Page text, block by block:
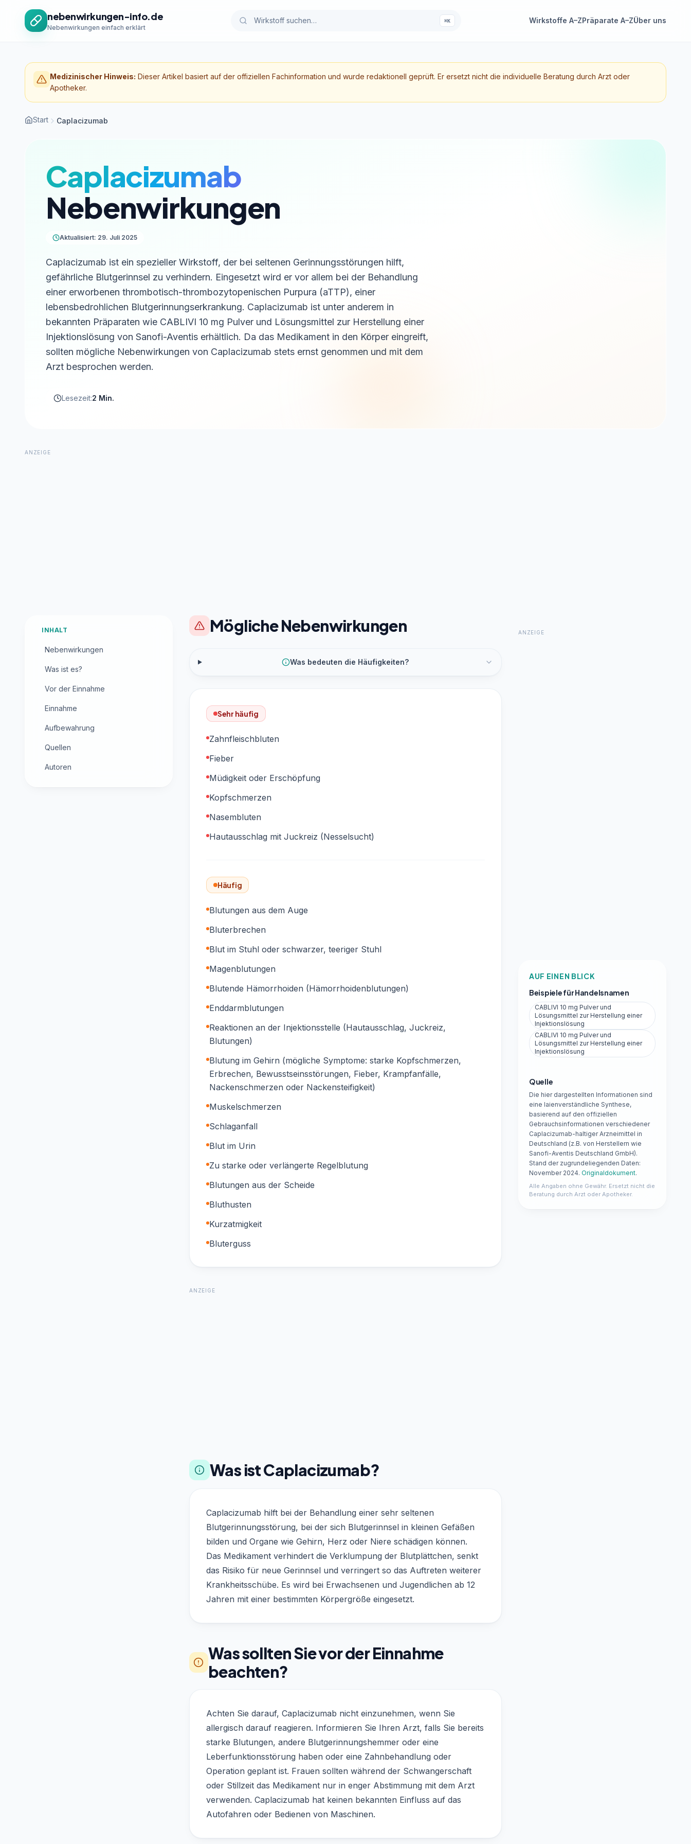
nebenwirkungen-info.de
Nebenwirkungen einfach erklärt
⌘K Wirkstoffe A–ZPräparate A–ZÜber uns
Medizinischer Hinweis: Dieser Artikel basiert auf der offiziellen Fachinformation und wurde redaktionell geprüft. Er ersetzt nicht die individuelle Beratung durch Arzt oder
Apotheker.
Start Caplacizumab
Caplacizumab
Nebenwirkungen
Aktualisiert: 29. Juli 2025
Caplacizumab ist ein spezieller Wirkstoff, der bei seltenen Gerinnungsstörungen hilft,
gefährliche Blutgerinnsel zu verhindern. Eingesetzt wird er vor allem bei der Behandlung
einer erworbenen thrombotisch-thrombozytopenischen Purpura (aTTP), einer
lebensbedrohlichen Blutgerinnungserkrankung. Caplacizumab ist unter anderem in
bekannten Präparaten wie CABLIVI 10 mg Pulver und Lösungsmittel zur Herstellung einer
Injektionslösung von Sanofi-Aventis erhältlich. Da das Medikament in den Körper eingreift,
sollten mögliche Nebenwirkungen von Caplacizumab stets ernst genommen und mit dem
Arzt besprochen werden.
Lesezeit:2 Min.
ANZEIGE
INHALT
Nebenwirkungen
Was ist es?
Vor der Einnahme
Einnahme
Aufbewahrung
Quellen
Autoren
Mögliche Nebenwirkungen
Was bedeuten die Häufigkeiten?
Sehr häufig
Zahnfleischbluten
Fieber
Müdigkeit oder Erschöpfung
Kopfschmerzen
Nasembluten
Hautausschlag mit Juckreiz (Nesselsucht)
Häufig
Blutungen aus dem Auge
Bluterbrechen
Blut im Stuhl oder schwarzer, teeriger Stuhl
Magenblutungen
Blutende Hämorrhoiden (Hämorrhoidenblutungen)
Enddarmblutungen
Reaktionen an der Injektionsstelle (Hautausschlag, Juckreiz,
Blutungen)
Blutung im Gehirn (mögliche Symptome: starke Kopfschmerzen,
Erbrechen, Bewusstseinsstörungen, Fieber, Krampfanfälle,
Nackenschmerzen oder Nackensteifigkeit)
Muskelschmerzen
Schlaganfall
Blut im Urin
Zu starke oder verlängerte Regelblutung
Blutungen aus der Scheide
Bluthusten
Kurzatmigkeit
Bluterguss
ANZEIGE
Was ist Caplacizumab?
Caplacizumab hilft bei der Behandlung einer sehr seltenen
Blutgerinnungsstörung, bei der sich Blutgerinnsel in kleinen Gefäßen
bilden und Organe wie Gehirn, Herz oder Niere schädigen können.
Das Medikament verhindert die Verklumpung der Blutplättchen, senkt
das Risiko für neue Gerinnsel und verringert so das Auftreten weiterer
Krankheitsschübe. Es wird bei Erwachsenen und Jugendlichen ab 12
Jahren mit einer bestimmten Körpergröße eingesetzt.
Was sollten Sie vor der Einnahme
beachten?
Achten Sie darauf, Caplacizumab nicht einzunehmen, wenn Sie
allergisch darauf reagieren. Informieren Sie Ihren Arzt, falls Sie bereits
starke Blutungen, andere Blutgerinnungshemmer oder eine
Leberfunktionsstörung haben oder eine Zahnbehandlung oder
Operation geplant ist. Frauen sollten während der Schwangerschaft
oder Stillzeit das Medikament nur in enger Abstimmung mit dem Arzt
verwenden. Caplacizumab hat keinen bekannten Einfluss auf das
Autofahren oder Bedienen von Maschinen.
ANZEIGE
AUF EINEN BLICK
Beispiele für Handelsnamen
CABLIVI 10 mg Pulver und
Lösungsmittel zur Herstellung einer
Injektionslösung
CABLIVI 10 mg Pulver und
Lösungsmittel zur Herstellung einer
Injektionslösung
Quelle
Die hier dargestellten Informationen sind
eine laienverständliche Synthese,
basierend auf den offiziellen
Gebrauchsinformationen verschiedener
Caplacizumab-haltiger Arzneimittel in
Deutschland (z.B. von Herstellern wie
Sanofi-Aventis Deutschland GmbH).
Stand der zugrundeliegenden Daten:
November 2024. Originaldokument.
Alle Angaben ohne Gewähr. Ersetzt nicht die
Beratung durch Arzt oder Apotheker.